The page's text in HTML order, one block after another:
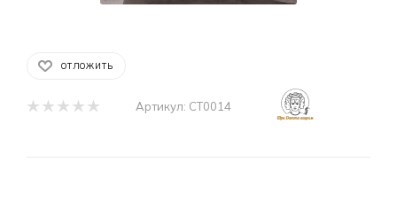
ОТЛОЖИТЬ
Артикул: СТ0014